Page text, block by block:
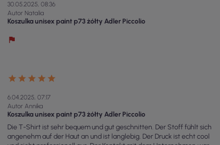
30.05.2025, 08:36
Autor Natalia
Koszulka unisex paint p73 żółty Adler Piccolio
6.04.2025, 07:17
Autor Annika
Koszulka unisex paint p73 żółty Adler Piccolio
Die T-Shirt ist sehr bequem und gut geschnitten. Der Stoff fühlt sich
angenehm auf der Haut an und ist langlebig. Der Druck ist echt cool